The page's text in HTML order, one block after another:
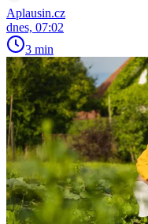
Aplausin.cz
dnes, 07:02
3 min